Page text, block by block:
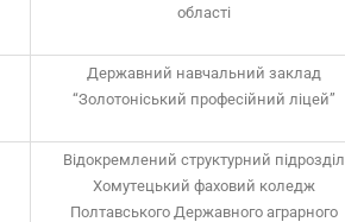
області
Державний навчальний заклад
“Золотоніський професійний ліцей”
Відокремлений структурний підрозділ
Хомутецький фаховий коледж
Полтавського Державного аграрного